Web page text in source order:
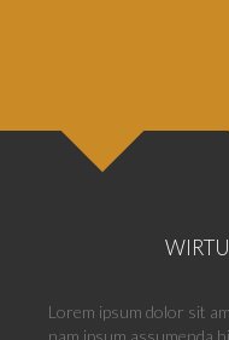
Lorem ipsum dolor sit